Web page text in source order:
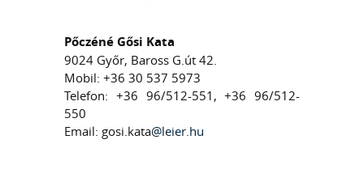
Pőczéné Gősi Kata
9024 Győr, Baross G.út 42.
Mobil: +36 30 537 5973
Telefon: +36 96/512-551, +36 96/512-
550
Email: gosi.kata@leier.hu